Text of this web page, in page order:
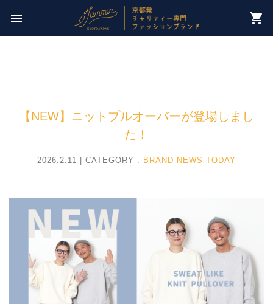
今週のチャリティー先は
【 社会慈業委員会 ひとさじの会 】
menu shopping_cart
【NEW】ニットプルオーバーが登場しまし
た！
2026.2.11 | CATEGORY : BRAND NEWS TODAY